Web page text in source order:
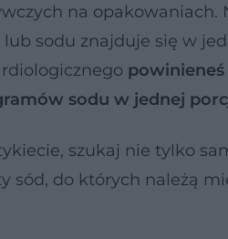
na opakowaniach.
sodu znajduje się w
sodu w jednej
szukaj nie tylko
sód, do których należą